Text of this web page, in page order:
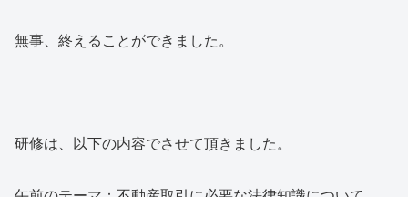
無事、終えることができました。
研修は、以下の内容でさせて頂きました。